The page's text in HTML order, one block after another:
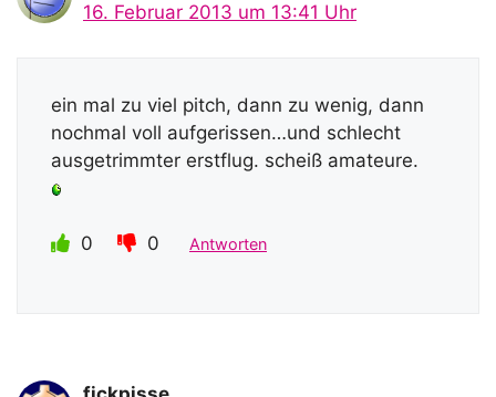
16. Februar 2013 um 13:41 Uhr
ein mal zu viel pitch, dann zu wenig, dann
nochmal voll aufgerissen…und schlecht
ausgetrimmter erstflug. scheiß amateure.
0 0 Antworten